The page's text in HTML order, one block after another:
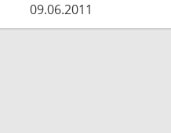
09.06.2011